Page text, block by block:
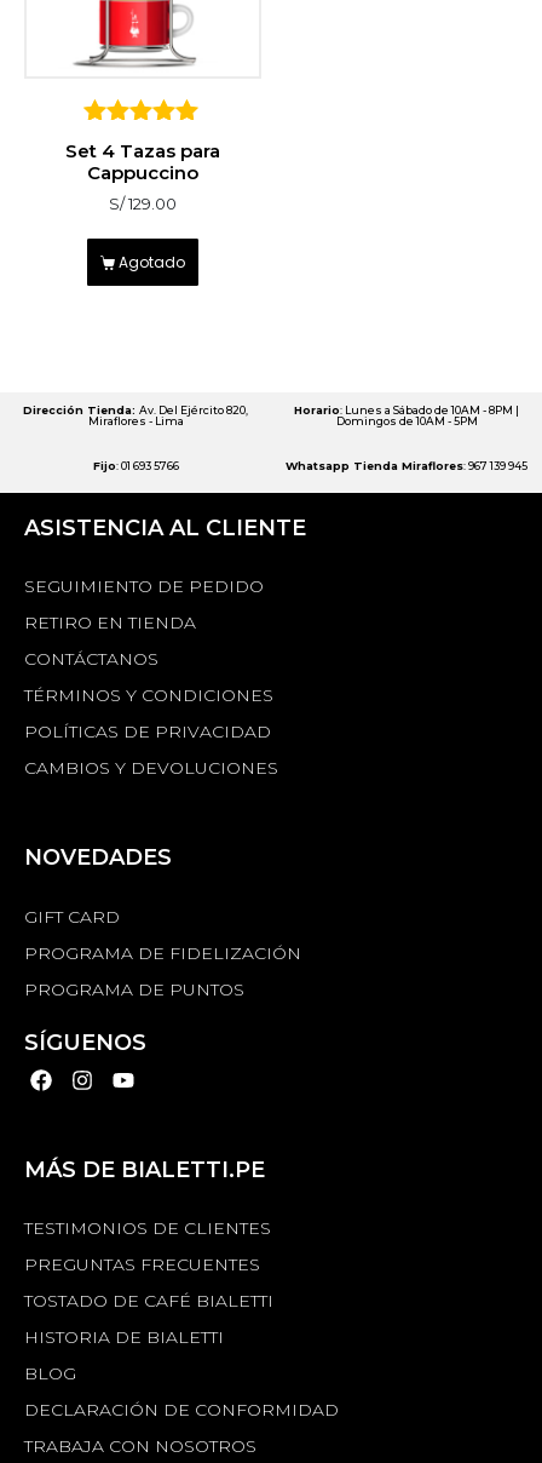
sobre 5
Set 4 Tazas para
Cappuccino
S/129.00
Agotado
Dirección Tienda: Av. Del Ejército 820,
Miraflores - Lima
Horario: Lunes a Sábado de 10AM - 8PM |
Domingos de 10AM - 5PM
Fijo: 01 693 5766 Whatsapp Tienda Miraflores: 967 139 945
ASISTENCIA AL CLIENTE
SEGUIMIENTO DE PEDIDO
RETIRO EN TIENDA
CONTÁCTANOS
TÉRMINOS Y CONDICIONES
POLÍTICAS DE PRIVACIDAD
CAMBIOS Y DEVOLUCIONES
NOVEDADES
GIFT CARD
PROGRAMA DE FIDELIZACIÓN
PROGRAMA DE PUNTOS
SÍGUENOS
MÁS DE BIALETTI.PE
TESTIMONIOS DE CLIENTES
PREGUNTAS FRECUENTES
TOSTADO DE CAFÉ BIALETTI
HISTORIA DE BIALETTI
BLOG
DECLARACIÓN DE CONFORMIDAD
TRABAJA CON NOSOTROS